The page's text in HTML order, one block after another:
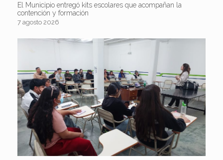
El Municipio entregó kits escolares que acompañan la
contención y formación
7 agosto 2026